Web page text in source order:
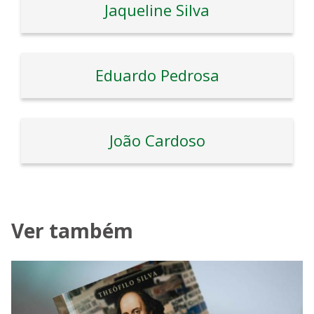
Jaqueline Silva
Eduardo Pedrosa
João Cardoso
Ver também